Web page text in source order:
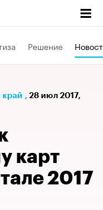
Решение
край , 28 июл 2017,
карт
2017